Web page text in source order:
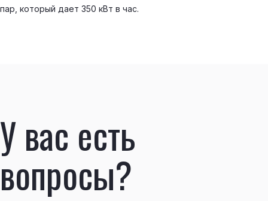
пар, который дает 350 кВт в час.
У вас есть
вопросы?